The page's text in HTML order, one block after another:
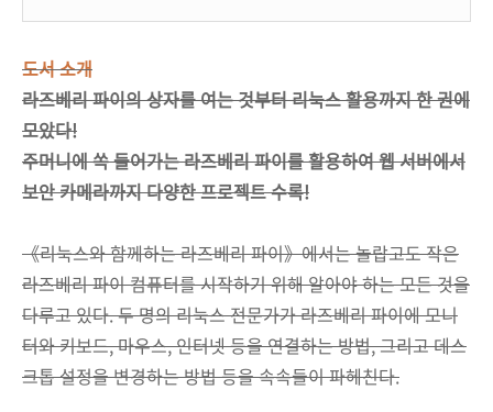
도서 소개
라즈베리 파이의 상자를 여는 것부터 리눅스 활용까지 한 권에
모았다!
주머니에 쏙 들어가는 라즈베리 파이를 활용하여 웹 서버에서
보안 카메라까지 다양한 프로젝트 수록!
《리눅스와 함께하는 라즈베리 파이》에서는 놀랍고도 작은
라즈베리 파이 컴퓨터를 시작하기 위해 알아야 하는 모든 것을
다루고 있다. 두 명의 리눅스 전문가가 라즈베리 파이에 모니
터와 키보드, 마우스, 인터넷 등을 연결하는 방법, 그리고 데스
크톱 설정을 변경하는 방법 등을 속속들이 파헤친다.